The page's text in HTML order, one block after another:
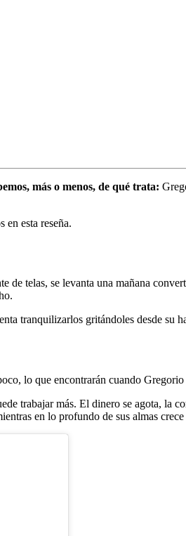
más o menos, de qué trata:
en esta reseña.
de telas, se levanta una mañana
tranquilizarlos gritándoles desde su
lo que encontrarán cuando
trabajar más. El dinero se agota, la
en lo profundo de sus almas crece